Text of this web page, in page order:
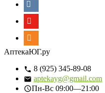
АптекаЮГ.ру
8 (925) 345-89-08
aptekayg@gmail.com
Пн-Вс 09:00—21:00